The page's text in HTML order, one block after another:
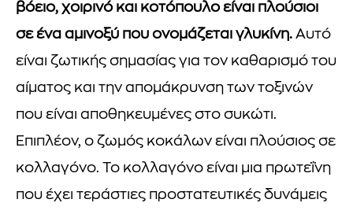
βόειο, χοιρινό και κοτόπουλο είναι πλούσιοι
σε ένα αμινοξύ που ονομάζεται γλυκίνη. Αυτό
είναι ζωτικής σημασίας για τον καθαρισμό του
αίματος και την απομάκρυνση των τοξινών
που είναι αποθηκευμένες στο συκώτι.
Επιπλέον, ο ζωμός κοκάλων είναι πλούσιος σε
κολλαγόνο. Το κολλαγόνο είναι μια πρωτεΐνη
που έχει τεράστιες προστατευτικές δυνάμεις